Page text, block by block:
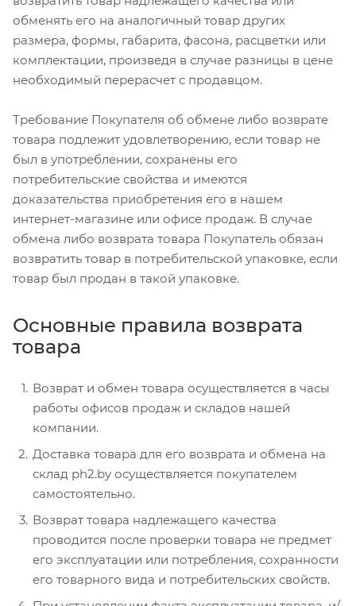
обменять его на аналогичный товар других
размера, формы, габарита, фасона, расцветки или
комплектации, произведя в случае разницы в цене
необходимый перерасчет с продавцом.
Требование Покупателя об обмене либо возврате
товара подлежит удовлетворению, если товар не
был в употреблении, сохранены его
потребительские свойства и имеются
доказательства приобретения его в нашем
интернет-магазине или офисе продаж. В случае
обмена либо возврата товара Покупатель обязан
возвратить товар в потребительской упаковке, если
товар был продан в такой упаковке.
Основные правила возврата
товара
Возврат и обмен товара осуществляется в часы
работы офисов продаж и складов нашей
компании.
Доставка товара для его возврата и обмена на
склад ph2.by осуществляется покупателем
самостоятельно.
Возврат товара надлежащего качества
проводится после проверки товара не предмет
его эксплуатации или потребления, сохранности
его товарного вида и потребительских свойств.